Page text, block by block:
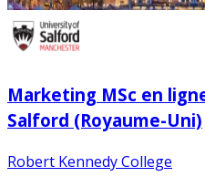
Marketing MSc en
Salford (Royaume-Uni)
Robert Kennedy College